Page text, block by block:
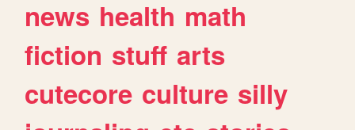
news health math
fiction stuff arts
cutecore culture silly